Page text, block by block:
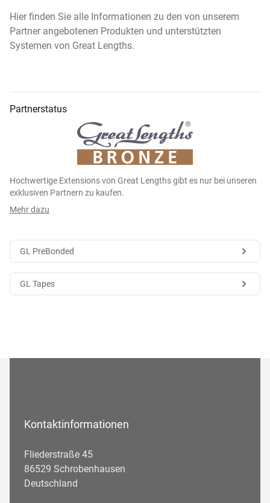
Hier finden Sie alle Informationen zu den von unserem
Partner angebotenen Produkten und unterstützten
Systemen von Great Lengths.
Partnerstatus
Hochwertige Extensions von Great Lengths gibt es nur bei unseren
exklusiven Partnern zu kaufen.
Mehr dazu
GL PreBonded
GL Tapes
Kontaktinformationen
Fliederstraße 45
86529 Schrobenhausen
Deutschland